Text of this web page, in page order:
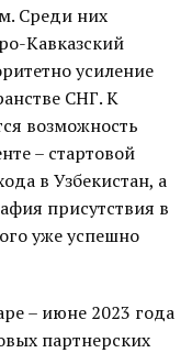
Среди них
Кавказский
усиление
СНГ. К
возможность
– стартовой
в Узбекистан, а
присутствия в
уже успешно
– июне 2023 года
партнерских